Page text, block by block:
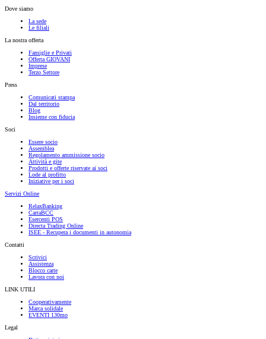
Dove siamo
La sede
Le filiali
La nostra offerta
Famiglie e Privati
Offerta GIOVANI
Imprese
Terzo Settore
Press
Comunicati stampa
Dal territorio
Blog
Insieme con fiducia
Soci
Essere socio
Assemblea
Regolamento ammissione socio
Attività e gite
Prodotti e offerte riservate ai soci
Lode al profitto
Iniziative per i soci
Servizi Online
RelaxBanking
CartaBCC
Esercenti POS
Directa Trading Online
ISEE - Recupera i documenti in autonomia
Contatti
Scrivici
Assistenza
Blocco carte
Lavora con noi
LINK UTILI
Cooperativamente
Marca solidale
EVENTI 130mo
Legal